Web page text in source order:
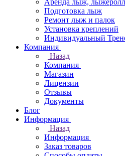
Аренда лыж,
Подготовка лыж
Ремонт лыж и палок
Установка креплений
Индивидуальный
Компания
Назад
Компания
Магазин
Лицензии
Отзывы
Документы
Блог
Информация
Назад
Информация
Заказ товаров